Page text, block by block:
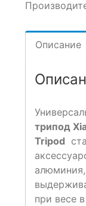
Описание
трипод
Tripod
при весе в